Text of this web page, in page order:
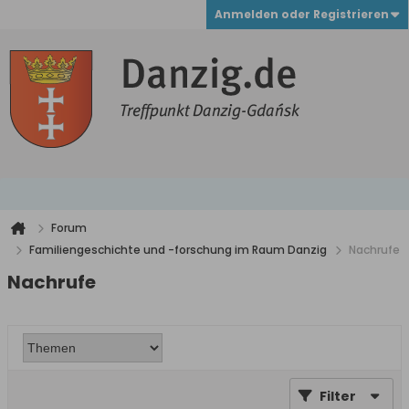
Anmelden oder Registrieren
Forum
Familiengeschichte und -forschung im Raum Danzig
Nachrufe
Nachrufe
Filter